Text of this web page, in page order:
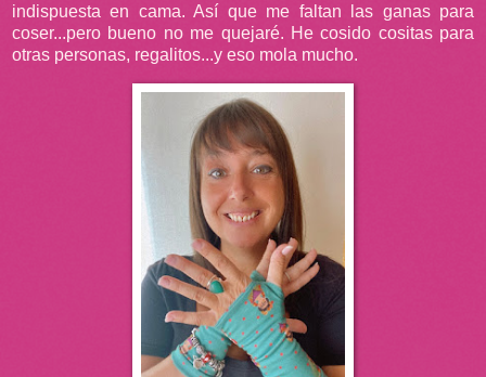
indispuesta en cama. Así que me faltan las ganas para
coser...pero bueno no me quejaré. He cosido cositas para
otras personas, regalitos...y eso mola mucho.